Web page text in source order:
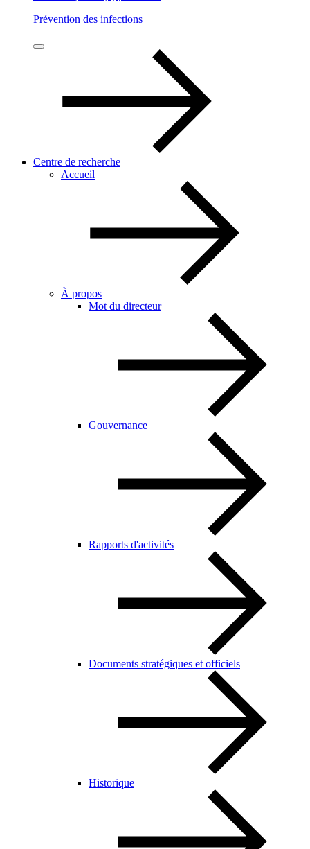
Prévention des infections
Centre de recherche
Accueil
À propos
Mot du directeur
Gouvernance
Rapports d'activités
Documents stratégiques et officiels
Historique